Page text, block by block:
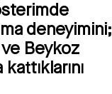
deneyimini;
Beykoz